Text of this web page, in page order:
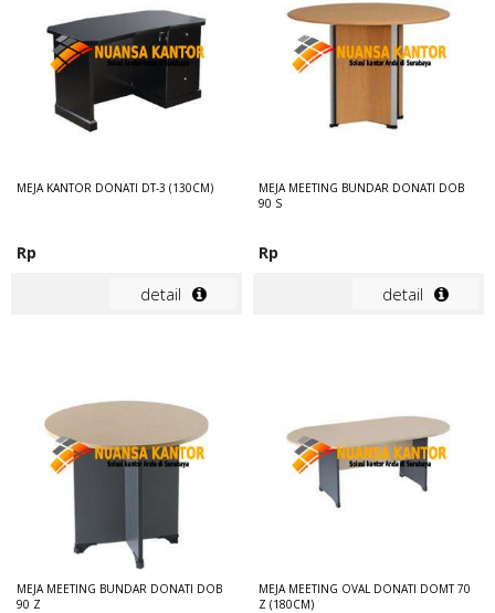
MEJA KANTOR DONATI DT-3 (130CM)
Rp
detail
MEJA MEETING BUNDAR DONATI DOB
90 S
Rp
detail
MEJA MEETING BUNDAR DONATI DOB
90 Z
MEJA MEETING OVAL DONATI DOMT 70
Z (180CM)